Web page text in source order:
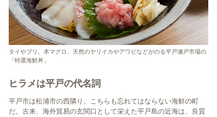
タイやブリ、本マグロ、天然のヤリイカやアワビなどがのる平戸瀬戸市場の
「特選海鮮丼」
ヒラメは平戸の代名詞
平戸市は松浦市の西隣り。こちらも忘れてはならない海鮮の町
だ。古来、海外貿易の玄関口として栄えた平戸島の近海は、良質